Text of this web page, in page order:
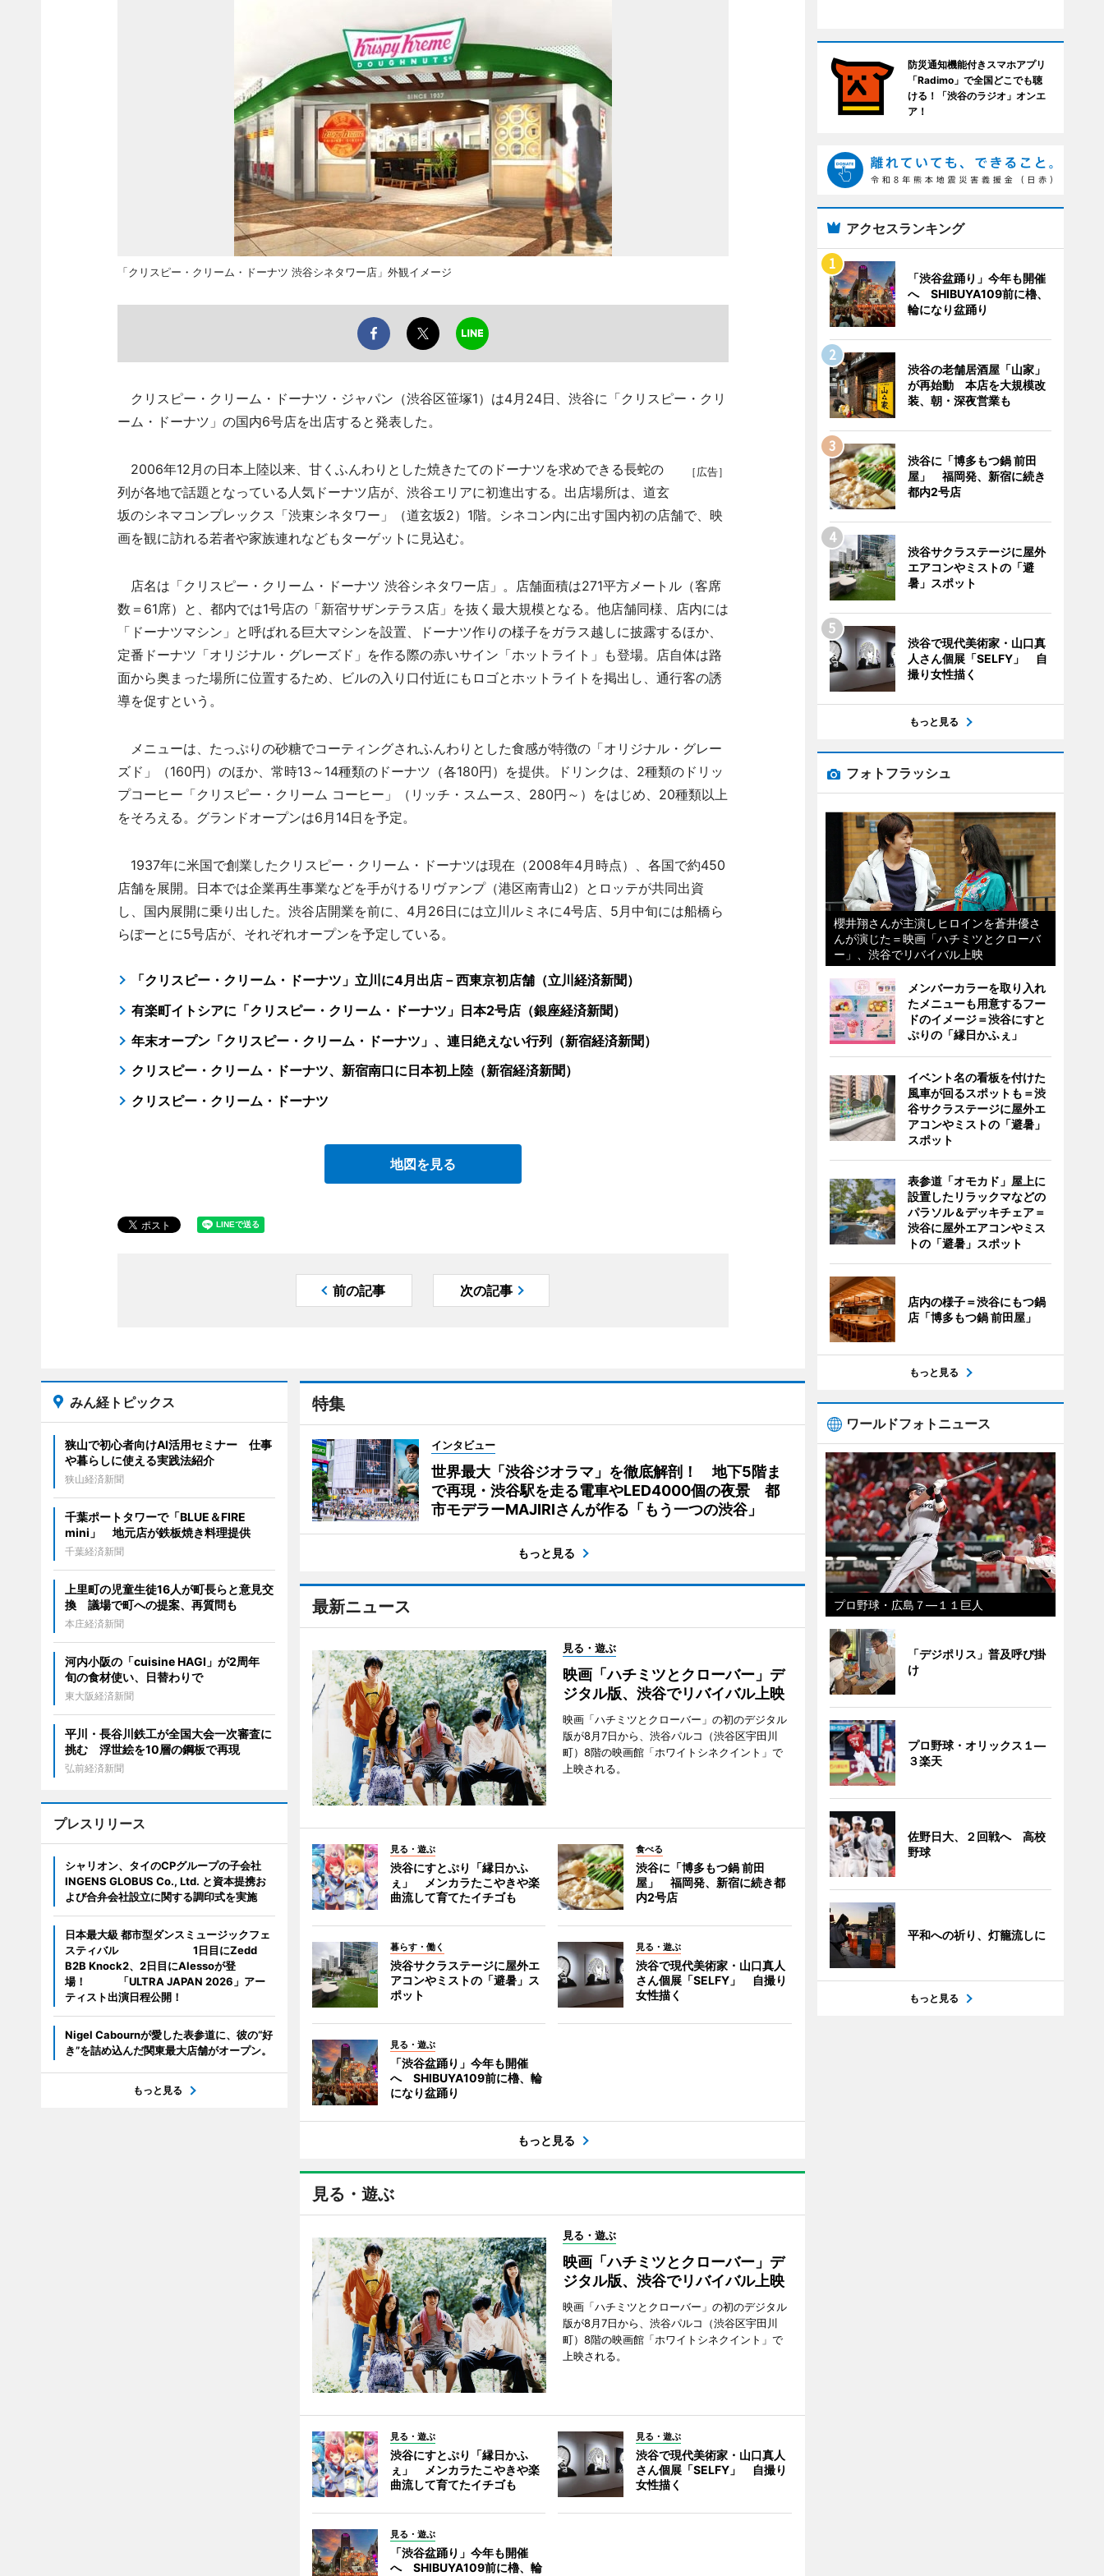
「クリスピー・クリーム・ドーナツ 渋谷シネタワー店」外観イメージ
クリスピー・クリーム・ドーナツ・ジャパン（渋谷区笹塚1）は4月24日、渋谷に「クリスピー・クリ
ーム・ドーナツ」の国内6号店を出店すると発表した。
［広告］
2006年12月の日本上陸以来、甘くふんわりとした焼きたてのドーナツを求めできる長蛇の
列が各地で話題となっている人気ドーナツ店が、渋谷エリアに初進出する。出店場所は、道玄
坂のシネマコンプレックス「渋東シネタワー」（道玄坂2）1階。シネコン内に出す国内初の店舗で、映
画を観に訪れる若者や家族連れなどもターゲットに見込む。
店名は「クリスピー・クリーム・ドーナツ 渋谷シネタワー店」。店舗面積は271平方メートル（客席
数＝61席）と、都内では1号店の「新宿サザンテラス店」を抜く最大規模となる。他店舗同様、店内には
「ドーナツマシン」と呼ばれる巨大マシンを設置、ドーナツ作りの様子をガラス越しに披露するほか、
定番ドーナツ「オリジナル・グレーズド」を作る際の赤いサイン「ホットライト」も登場。店自体は路
面から奥まった場所に位置するため、ビルの入り口付近にもロゴとホットライトを掲出し、通行客の誘
導を促すという。
メニューは、たっぷりの砂糖でコーティングされふんわりとした食感が特徴の「オリジナル・グレー
ズド」（160円）のほか、常時13～14種類のドーナツ（各180円）を提供。ドリンクは、2種類のドリッ
プコーヒー「クリスピー・クリーム コーヒー」（リッチ・スムース、280円～）をはじめ、20種類以上
をそろえる。グランドオープンは6月14日を予定。
1937年に米国で創業したクリスピー・クリーム・ドーナツは現在（2008年4月時点）、各国で約450
店舗を展開。日本では企業再生事業などを手がけるリヴァンプ（港区南青山2）とロッテが共同出資
し、国内展開に乗り出した。渋谷店開業を前に、4月26日には立川ルミネに4号店、5月中旬には船橋ら
らぽーとに5号店が、それぞれオープンを予定している。
「クリスピー・クリーム・ドーナツ」立川に4月出店－西東京初店舗（立川経済新聞）
有楽町イトシアに「クリスピー・クリーム・ドーナツ」日本2号店（銀座経済新聞）
年末オープン「クリスピー・クリーム・ドーナツ」、連日絶えない行列（新宿経済新聞）
クリスピー・クリーム・ドーナツ、新宿南口に日本初上陸（新宿経済新聞）
クリスピー・クリーム・ドーナツ
地図を見る
前の記事 次の記事
特集
インタビュー
世界最大「渋谷ジオラマ」を徹底解剖！ 地下5階ま
で再現・渋谷駅を走る電車やLED4000個の夜景 都
市モデラーMAJIRIさんが作る「もう一つの渋谷」
もっと見る
最新ニュース
見る・遊ぶ
映画「ハチミツとクローバー」デ
ジタル版、渋谷でリバイバル上映
映画「ハチミツとクローバー」の初のデジタル
版が8月7日から、渋谷パルコ（渋谷区宇田川
町）8階の映画館「ホワイトシネクイント」で
上映される。
見る・遊ぶ
渋谷にすとぷり「縁日かふ
ぇ」 メンカラたこやきや楽
曲流して育てたイチゴも
食べる
渋谷に「博多もつ鍋 前田
屋」 福岡発、新宿に続き都
内2号店
暮らす・働く
渋谷サクラステージに屋外エ
アコンやミストの「避暑」ス
ポット
見る・遊ぶ
渋谷で現代美術家・山口真人
さん個展「SELFY」 自撮り
女性描く
見る・遊ぶ
「渋谷盆踊り」今年も開催
へ SHIBUYA109前に櫓、輪
になり盆踊り
もっと見る
見る・遊ぶ
見る・遊ぶ
映画「ハチミツとクローバー」デ
ジタル版、渋谷でリバイバル上映
映画「ハチミツとクローバー」の初のデジタル
版が8月7日から、渋谷パルコ（渋谷区宇田川
町）8階の映画館「ホワイトシネクイント」で
上映される。
見る・遊ぶ
渋谷にすとぷり「縁日かふ
ぇ」 メンカラたこやきや楽
曲流して育てたイチゴも
見る・遊ぶ
渋谷で現代美術家・山口真人
さん個展「SELFY」 自撮り
女性描く
見る・遊ぶ
「渋谷盆踊り」今年も開催
へ SHIBUYA109前に櫓、輪
みん経トピックス
狭山で初心者向けAI活用セミナー 仕事
や暮らしに使える実践法紹介
狭山経済新聞
千葉ポートタワーで「BLUE＆FIRE
mini」 地元店が鉄板焼き料理提供
千葉経済新聞
上里町の児童生徒16人が町長らと意見交
換 議場で町への提案、再質問も
本庄経済新聞
河内小阪の「cuisine HAGI」が2周年
旬の食材使い、日替わりで
東大阪経済新聞
平川・長谷川鉄工が全国大会一次審査に
挑む 浮世絵を10層の鋼板で再現
弘前経済新聞
プレスリリース
シャリオン、タイのCPグループの子会社
INGENS GLOBUS Co., Ltd. と資本提携お
よび合弁会社設立に関する調印式を実施
日本最大級 都市型ダンスミュージックフェ
スティバル 1日目にZedd
B2B Knock2、2日目にAlessoが登
場！ 「ULTRA JAPAN 2026」アー
ティスト出演日程公開！
Nigel Cabournが愛した表参道に、彼の“好
き”を詰め込んだ関東最大店舗がオープン。
もっと見る
防災通知機能付きスマホアプリ
「Radimo」で全国どこでも聴
ける！「渋谷のラジオ」オンエ
ア！
アクセスランキング
「渋谷盆踊り」今年も開催
へ SHIBUYA109前に櫓、
輪になり盆踊り
渋谷の老舗居酒屋「山家」
が再始動 本店を大規模改
装、朝・深夜営業も
渋谷に「博多もつ鍋 前田
屋」 福岡発、新宿に続き
都内2号店
渋谷サクラステージに屋外
エアコンやミストの「避
暑」スポット
渋谷で現代美術家・山口真
人さん個展「SELFY」 自
撮り女性描く
もっと見る
フォトフラッシュ
櫻井翔さんが主演しヒロインを蒼井優さ
んが演じた＝映画「ハチミツとクローバ
ー」、渋谷でリバイバル上映
メンバーカラーを取り入れ
たメニューも用意するフー
ドのイメージ＝渋谷にすと
ぷりの「縁日かふぇ」
イベント名の看板を付けた
風車が回るスポットも＝渋
谷サクラステージに屋外エ
アコンやミストの「避暑」
スポット
表参道「オモカド」屋上に
設置したリラックマなどの
パラソル＆デッキチェア＝
渋谷に屋外エアコンやミス
トの「避暑」スポット
店内の様子＝渋谷にもつ鍋
店「博多もつ鍋 前田屋」
もっと見る
ワールドフォトニュース
プロ野球・広島７―１１巨人
「デジポリス」普及呼び掛
け
プロ野球・オリックス１―
３楽天
佐野日大、２回戦へ 高校
野球
平和への祈り、灯籠流しに
もっと見る